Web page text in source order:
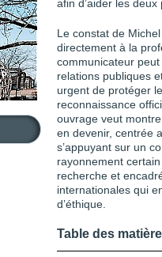
afin d’aider les
Le constat de
directement à la
communicateur
relations publiques
urgent de protéger
reconnaissance
ouvrage veut
en devenir, centrée
s’appuyant sur un
rayonnement
recherche et
internationales qui
d’éthique.
Table des